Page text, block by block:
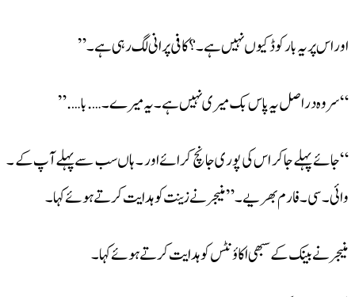
اور اس پر یہ بار کوڈ کیوں نہیں ہے ۔؟ کافی پرانی لگ رہی ہے ۔”
“سر وہ دراصل یہ پاس بک میری نہیں ہے ۔یہ میرے ۔….با….”
“جائے پہلے جاکر اس کی پوری جانچ کرائے اور ۔ ہاں سب سے پہلے آپ کے ۔
وائی ۔سی ۔فارم بھریے ۔”منیجر نے زینت کو ہدایت کرتے ہوئے کہا ۔
منیجر نے بینک کے سبھی اکاؤنٹس کو ہدایت کرتے ہوئے کہا ۔